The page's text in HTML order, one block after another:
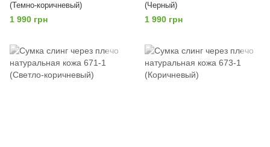
(Темно-коричневый)
1 990 грн
(Черный)
1 990 грн